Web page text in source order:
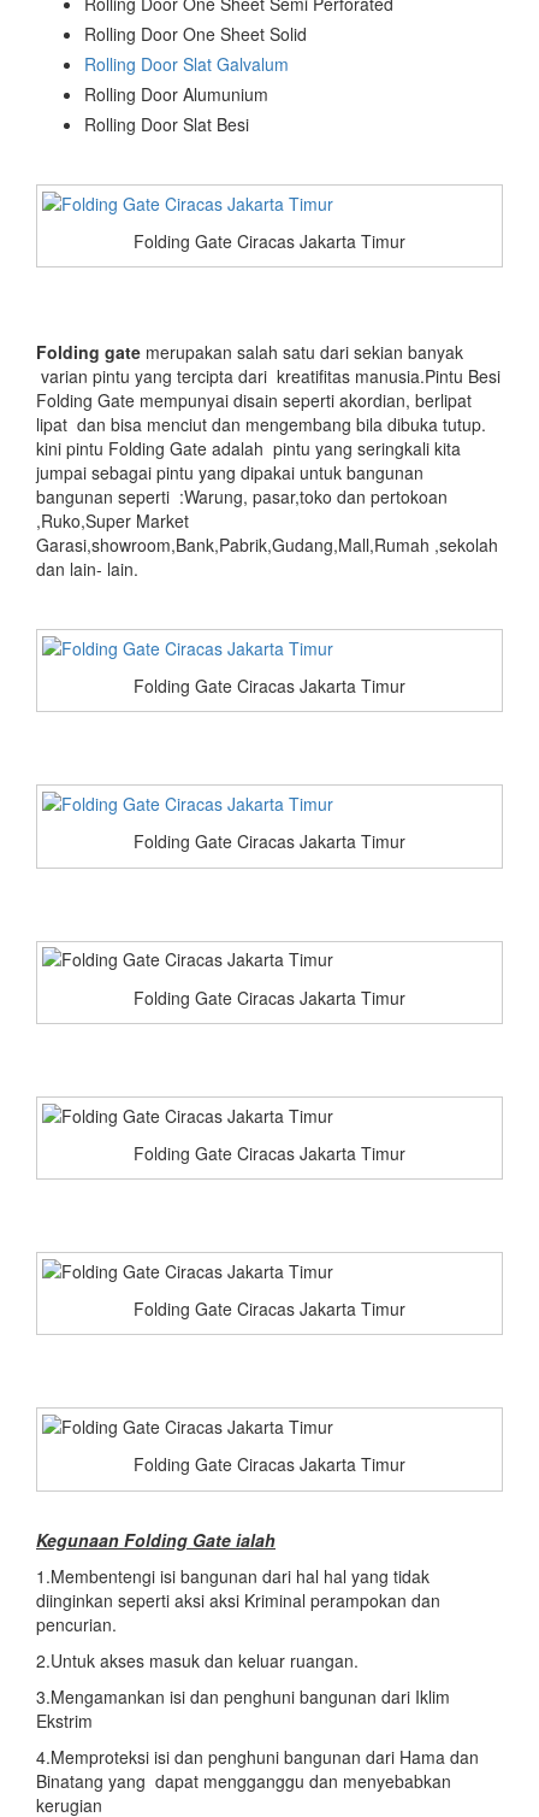
Rolling Door One Sheet Solid
Rolling Door Slat Galvalum
Rolling Door Alumunium
Rolling Door Slat Besi
Folding Gate Ciracas Jakarta Timur
Folding gate merupakan salah satu dari sekian banyak
varian pintu yang tercipta dari kreatifitas manusia.Pintu Besi
Folding Gate mempunyai disain seperti akordian, berlipat
lipat dan bisa menciut dan mengembang bila dibuka tutup.
kini pintu Folding Gate adalah pintu yang seringkali kita
jumpai sebagai pintu yang dipakai untuk bangunan
bangunan seperti :Warung, pasar,toko dan pertokoan
,Ruko,Super Market
Garasi,showroom,Bank,Pabrik,Gudang,Mall,Rumah ,sekolah
dan lain- lain.
Folding Gate Ciracas Jakarta Timur
Folding Gate Ciracas Jakarta Timur
Folding Gate Ciracas Jakarta Timur
Folding Gate Ciracas Jakarta Timur
Folding Gate Ciracas Jakarta Timur
Folding Gate Ciracas Jakarta Timur
Kegunaan Folding Gate ialah
1.Membentengi isi bangunan dari hal hal yang tidak
diinginkan seperti aksi aksi Kriminal perampokan dan
pencurian.
2.Untuk akses masuk dan keluar ruangan.
3.Mengamankan isi dan penghuni bangunan dari Iklim
Ekstrim
4.Memproteksi isi dan penghuni bangunan dari Hama dan
Binatang yang dapat mengganggu dan menyebabkan
kerugian